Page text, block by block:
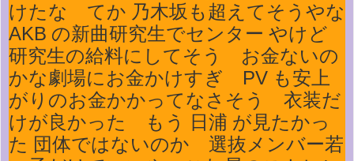
けたな てか 乃木坂も超えてそうやな
AKB の新曲研究生でセンター やけど
研究生の給料にしてそう お金ないの
かな劇場にお金かけすぎ PV も安上
がりのお金かかってなさそう 衣装だ
けが良かった もう 日浦 が見たかっ
た 団体ではないのか 選抜メンバー若